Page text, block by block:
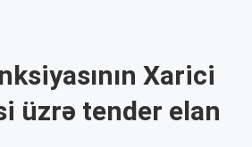
Xarici
üzrə tender elan